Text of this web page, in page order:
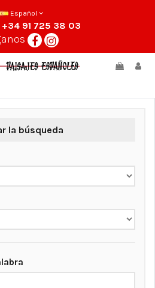
Español
+34 91 725 38 03
la búsqueda